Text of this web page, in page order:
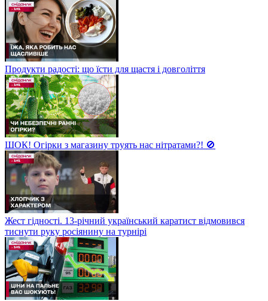
Продукти радості: що їсти для щастя і довголіття
ШОК! Огірки з магазину труять нас нітратами?! 🚫
Жест гідності. 13-річний український каратист відмовився
тиснути руку росіянину на турнірі